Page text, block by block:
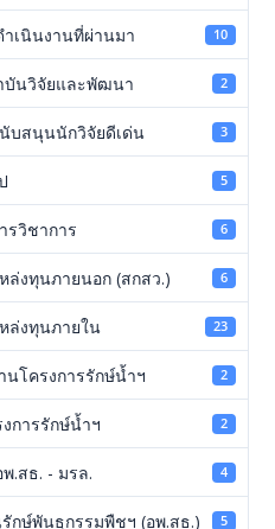
เนินงานที่ผ่านมา 10
บันวิจัยและพัฒนา 2
บสนุนนักวิจัยดีเด่น 3
5
รวิชาการ 6
ล่งทุนภายนอก (สกสว.) 6
ล่งทุนภายใน 23
โครงการรักษ์น้ำฯ 2
การรักษ์น้ำฯ 2
.สธ. - มรล. 4
กษ์พันธุกรรมพืชฯ (อพ.สธ.) 5